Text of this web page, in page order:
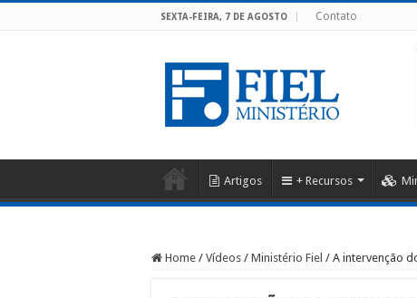
SEXTA-FEIRA, 7 DE AGOSTO Contato
Artigos + Recursos
Home / Vídeos / Ministério Fiel / A intervenção